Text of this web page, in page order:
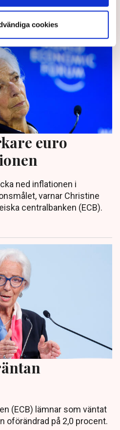
cookies
euro
ned inflationen i
varnar Christine
centralbanken (ECB).
(ECB) lämnar som väntat
oförändrad på 2,0 procent.